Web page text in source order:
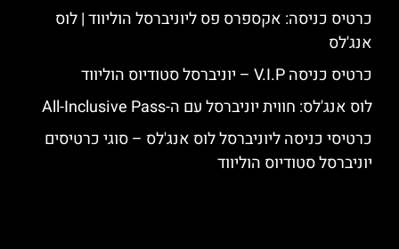
כרטיס כניסה: אקספרס פס ליוניברסל הוליווד | לוס
אנג'לס
כרטיס כניסה V.I.P – יוניברסל סטודיוס הוליווד
לוס אנג'לס: חווית יוניברסל עם ה-All-Inclusive Pass
כרטיסי כניסה ליוניברסל לוס אנג'לס – סוגי כרטיסים
יוניברסל סטודיוס הוליווד